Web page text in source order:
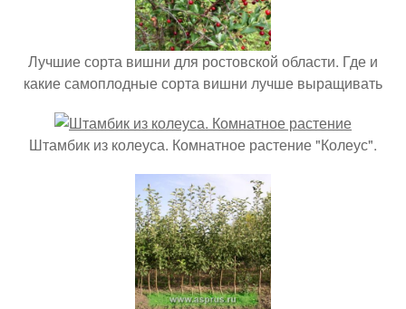
Лучшие сорта вишни для ростовской области. Где и
какие самоплодные сорта вишни лучше выращивать
Штамбик из колеуса. Комнатное растение "Колеус".